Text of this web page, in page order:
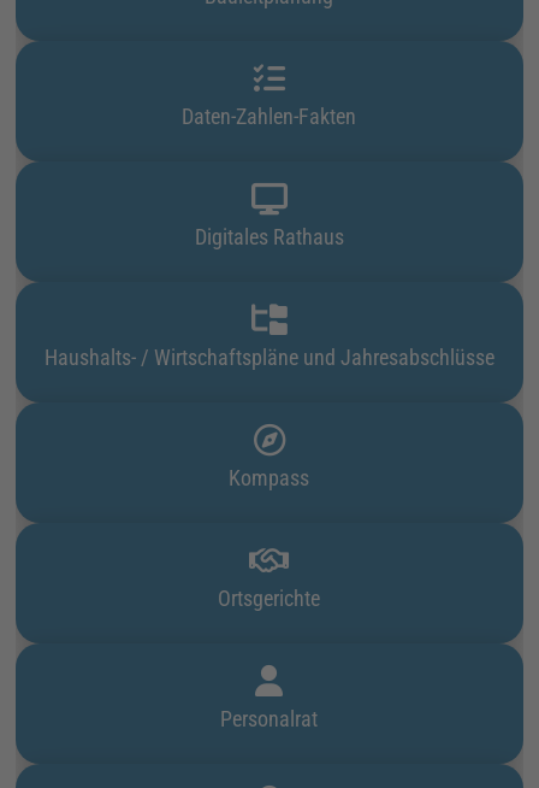
Daten-Zahlen-Fakten
Digitales Rathaus
Haushalts- / Wirtschaftspläne und Jahresabschlüsse
Kompass
Ortsgerichte
Personalrat